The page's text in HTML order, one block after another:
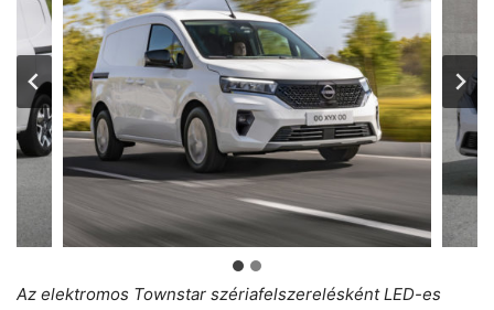
Az elektromos Townstar szériafelszerelésként LED-es